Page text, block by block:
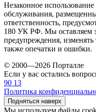
Незаконное
обслуживания,
ответственность,
180 УК РФ. Мы оставляем
предупреждения, изменять
также опечатки и ошибки.
© 2000—2026 Порталле
Если у вас остались
90 13
Политика
Подняться наверх
Мы используем файлы